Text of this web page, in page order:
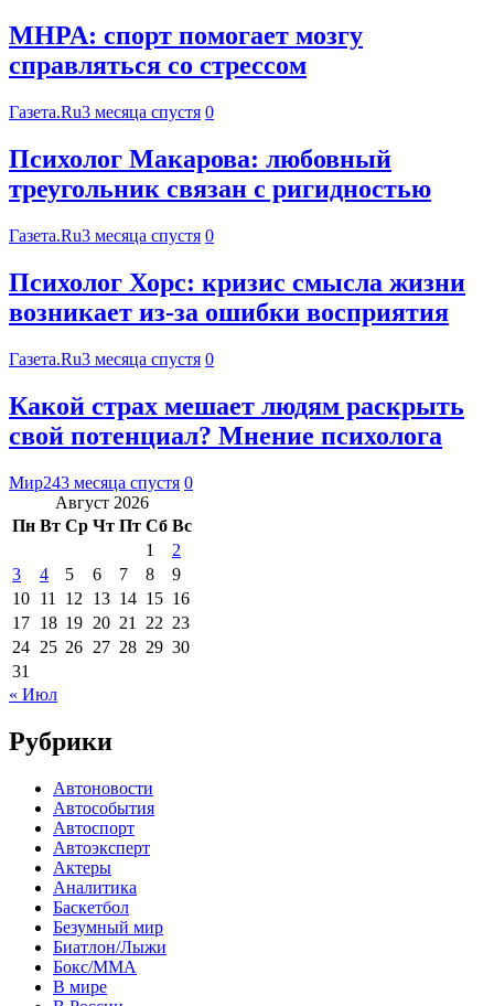
MHPA: спорт помогает мозгу
справляться со стрессом
Газета.Ru3 месяца спустя 0
Психолог Макарова: любовный
треугольник связан с ригидностью
Газета.Ru3 месяца спустя 0
Психолог Хорс: кризис смысла жизни
возникает из-за ошибки восприятия
Газета.Ru3 месяца спустя 0
Какой страх мешает людям раскрыть
свой потенциал? Мнение психолога
Мир243 месяца спустя 0
Август 2026
Пн Вт Ср Чт Пт Сб Вс
1
2
3
4 5 6 7 8
9
10 11 12 13 14 15 16
17 18 19 20 21 22 23
24 25 26 27 28 29 30
31
« Июл
Рубрики
Автоновости
Автособытия
Автоспорт
Автоэксперт
Актеры
Аналитика
Баскетбол
Безумный мир
Биатлон/Лыжи
Бокс/MMA
В мире